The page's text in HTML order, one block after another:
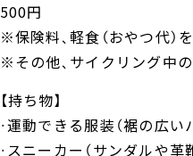
500円
※保険料、軽食（おやつ代）
※その他、サイクリング中
【持ち物】
・運動できる服装（裾の広
・スニーカー（サンダルや